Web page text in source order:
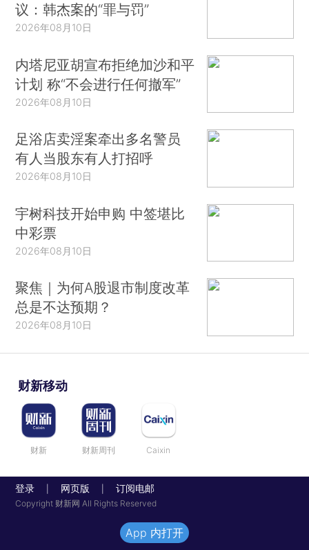
议：韩杰案的“罪与罚”
2026年08月10日
内塔尼亚胡宣布拒绝加沙和平
计划 称“不会进行任何撤军”
2026年08月10日
足浴店卖淫案牵出多名警员
有人当股东有人打招呼
2026年08月10日
宇树科技开始申购 中签堪比
中彩票
2026年08月10日
聚焦｜为何A股退市制度改革
总是不达预期？
2026年08月10日
财新移动
财新 财新周刊 Caixin
登录 网页版 订阅电邮
Copyright 财新网 All Rights Reserved
App 内打开